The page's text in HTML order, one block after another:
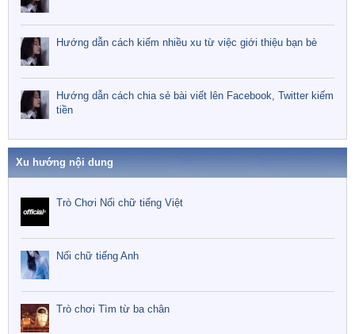
Hướng dẫn cách kiếm nhiều xu từ việc giới thiệu bạn bè
Hướng dẫn cách chia sẻ bài viết lên Facebook, Twitter kiếm
tiền
Xu hướng nội dung
Trò Chơi Nối chữ tiếng Việt
Nối chữ tiếng Anh
Trò chơi Tìm từ ba chân